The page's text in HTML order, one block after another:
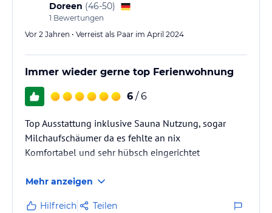
Doreen (46-50)
1 Bewertungen
Vor 2 Jahren • Verreist als Paar im April 2024
Immer wieder gerne top Ferienwohnung
6 / 6
Top Ausstattung inklusive Sauna Nutzung, sogar
Milchaufschäumer da es fehlte an nix
Komfortabel und sehr hübsch eingerichtet
Mehr anzeigen
Hilfreich Teilen